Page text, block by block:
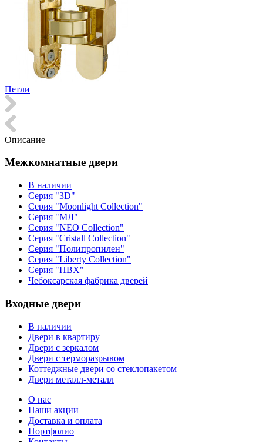
Петли
Описание
Межкомнатные двери
В наличии
Серия "3D"
Серия "Moonlight Collection"
Серия "МЛ"
Серия "NEO Collection"
Серия "Cristall Collection"
Серия "Полипропилен"
Серия "Liberty Collection"
Серия "ПВХ"
Чебоксарская фабрика дверей
Входные двери
В наличии
Двери в квартиру
Двери с зеркалом
Двери с терморазрывом
Коттеджные двери со стеклопакетом
Двери металл-металл
О нас
Наши акции
Доставка и оплата
Портфолио